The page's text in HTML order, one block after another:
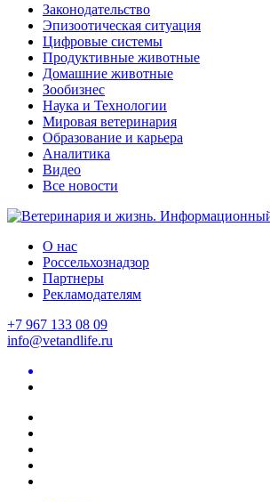
Законодательство
Эпизоотическая ситуация
Цифровые системы
Продуктивные животные
Домашние животные
Зообизнес
Наука и Технологии
Мировая ветеринария
Образование и карьера
Аналитика
Видео
Все новости
О нас
Россельхознадзор
Партнеры
Рекламодателям
+7 967 133 08 09
info@vetandlife.ru